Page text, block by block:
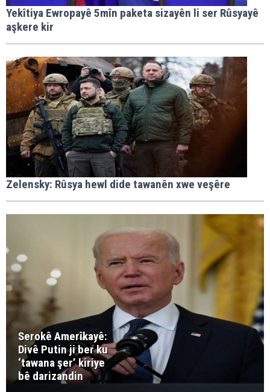
Yekîtiya Ewropayê 5mîn paketa sizayên li ser Rûsyayê
aşkere kir
Zelensky: Rûsya hewl dide tawanên xwe veşêre
Serokê Amerîkayê:
Divê Putin ji ber ku
‘tawana şer’ kiriye
bê darizandin